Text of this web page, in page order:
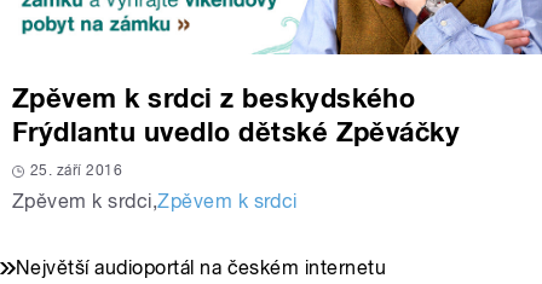
Zpěvem k srdci z beskydského
Frýdlantu uvedlo dětské Zpěváčky
25. září 2016
Zpěvem k srdci,Zpěvem k srdci
Největší audioportál na českém internetu